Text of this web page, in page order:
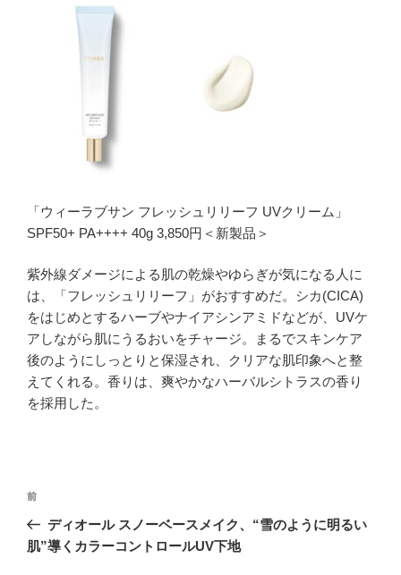
「ウィーラブサン フレッシュリリーフ UVクリーム」
SPF50+ PA++++ 40g 3,850円＜新製品＞
紫外線ダメージによる肌の乾燥やゆらぎが気になる人に
は、「フレッシュリリーフ」がおすすめだ。シカ(CICA)
をはじめとするハーブやナイアシンアミドなどが、UVケ
アしながら肌にうるおいをチャージ。まるでスキンケア
後のようにしっとりと保湿され、クリアな肌印象へと整
えてくれる。香りは、爽やかなハーバルシトラスの香り
を採用した。
投
ナ
過
去
の
前
ディオール スノーベースメイク、“雪のように明るい
肌”導くカラーコントロールUV下地